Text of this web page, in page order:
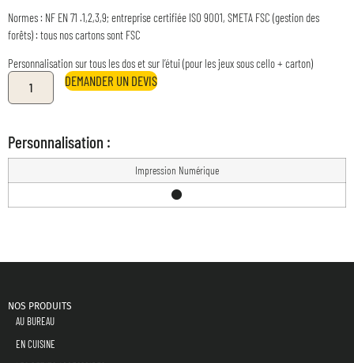
Normes : NF EN 71 .1,2,3,9; entreprise certifiée ISO 9001, SMETA FSC (gestion des
forêts) : tous nos cartons sont FSC
Personnalisation sur tous les dos et sur l’étui (pour les jeux sous cello + carton)
DEMANDER UN DEVIS
Personnalisation :
Impression Numérique
NOS PRODUITS
AU BUREAU
EN CUISINE